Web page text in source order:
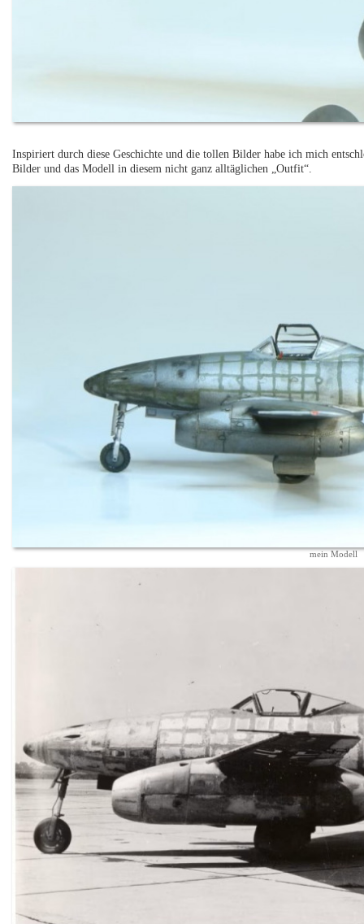
Inspiriert durch diese Geschichte und die tollen Bilder habe ich mich
Bilder und das Modell in diesem nicht ganz alltäglichen „Outfit“.
mein Modell